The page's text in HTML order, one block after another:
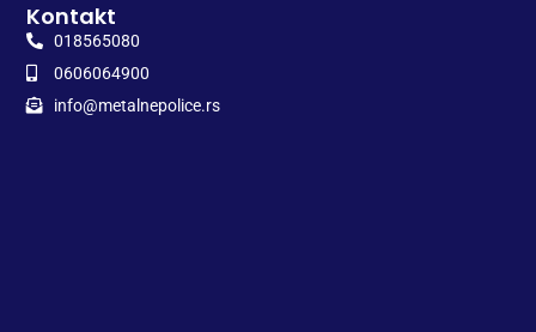
Kontakt
018565080
0606064900
info@metalnepolice.rs